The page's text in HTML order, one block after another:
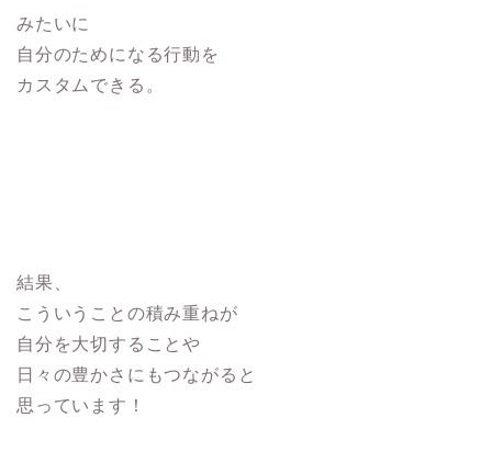
みたいに
自分のためになる行動を
カスタムできる。
結果、
こういうことの積み重ねが
自分を大切することや
日々の豊かさにもつながると
思っています！